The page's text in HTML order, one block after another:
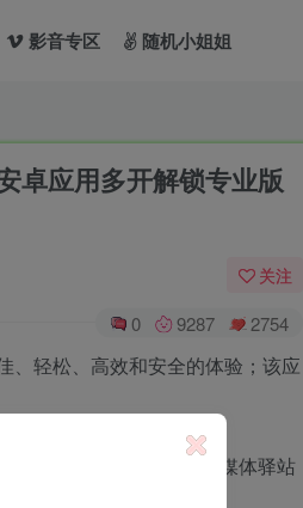
影音专区 随机小姐姐
卓应用多开解锁专业版
关注
0 9287 2754
、轻松、高效和安全的体验；该应